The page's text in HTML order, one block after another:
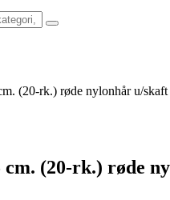
(20-rk.) røde nylonhår u/skaft
cm. (20-rk.) røde